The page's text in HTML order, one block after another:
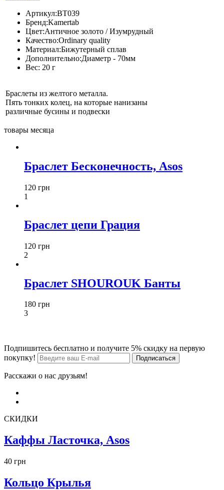
Артикул:BT039
Бренд:Kamertab
Цвет:Античное золото / Изумрудный
Качество:Ordinary quality
Материал:Бижутерный сплав
Дополнительно:Диаметр - 70мм
Вес: 20 г
Браслеты из желтого металла.
Пять тонких колец, на которые нанизаны
различные бусины и подвески
товары месяца
Браслет Бесконечность, Asos
120 грн
1
Браслет цепи Грация
120 грн
2
Браслет SHOUROUK Банты
180 грн
3
Подпишитесь бесплатно и получите 5% скидку на первую
покупку!
Расскажи о нас друзьям!
СКИДКИ
Каффы Ласточка, Asos
40 грн
Кольцо Крылья